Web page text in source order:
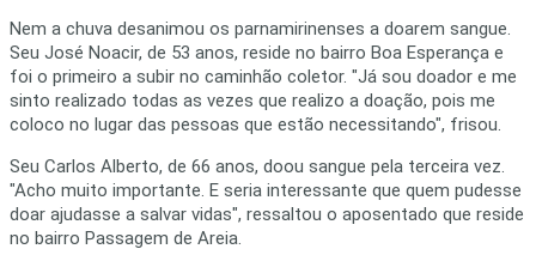
Nem a chuva desanimou os parnamirinenses a doarem sangue.
Seu José Noacir, de 53 anos, reside no bairro Boa Esperança e
foi o primeiro a subir no caminhão coletor. "Já sou doador e me
sinto realizado todas as vezes que realizo a doação, pois me
coloco no lugar das pessoas que estão necessitando", frisou.
Seu Carlos Alberto, de 66 anos, doou sangue pela terceira vez.
"Acho muito importante. E seria interessante que quem pudesse
doar ajudasse a salvar vidas", ressaltou o aposentado que reside
no bairro Passagem de Areia.